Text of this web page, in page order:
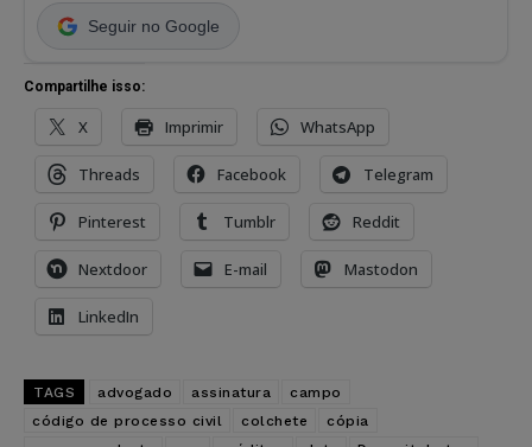
Seguir no Google
Compartilhe isso:
X Imprimir WhatsApp
Threads Facebook Telegram
Pinterest Tumblr Reddit
Nextdoor E-mail Mastodon
LinkedIn
TAGS advogado assinatura
campo
código de processo civil
colchete
cópia